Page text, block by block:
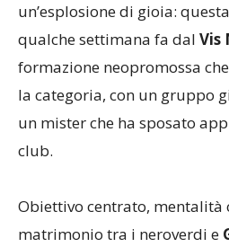
un’esplosione di gioia:
qualche settimana fa dal Vis
formazione neopromossa
la categoria, con un gruppo
un mister che ha sposato
club.
Obiettivo centrato, mentalità
matrimonio tra i neroverdi e